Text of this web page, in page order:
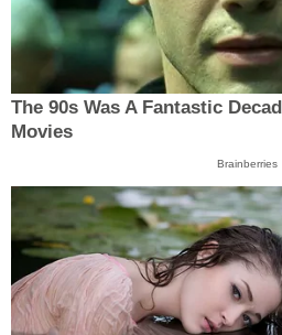
The 90s Was A Fantastic
Movies
Brainberries